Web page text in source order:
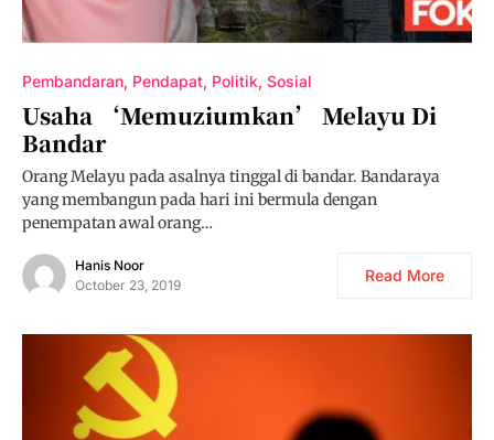
Pembandaran Pendapat Politik Sosial
Usaha ‘memuziumkan’ Melayu Di
Bandar
Orang Melayu pada asalnya tinggal di bandar. Bandaraya
yang membangun pada hari ini bermula dengan
penempatan awal orang…
Hanis Noor
October 23, 2019
Read More